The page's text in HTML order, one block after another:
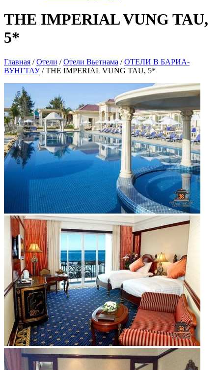
THE IMPERIAL VUNG TAU,
5*
Главная /Отели /Отели Вьетнама /ОТЕЛИ В БАРИА-
ВУНГТАУ/THE IMPERIAL VUNG TAU, 5*